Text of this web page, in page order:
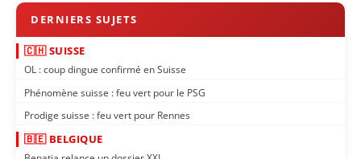
🇨🇭 SUISSE
OL : coup dingue confirmé en Suisse
Phénomène suisse : feu vert pour le PSG
Prodige suisse : feu vert pour Rennes
🇧🇪 BELGIQUE